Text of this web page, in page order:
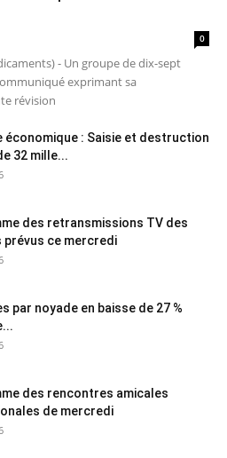
0
- Un groupe de dix-sept
exprimant sa
révision
économique : Saisie et destruction
32 mille...
des retransmissions TV des
prévus ce mercredi
par noyade en baisse de 27 %
des rencontres amicales
de mercredi